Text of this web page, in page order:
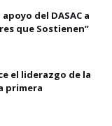
del DASAC a
que Sostienen”
el liderazgo de la
primera